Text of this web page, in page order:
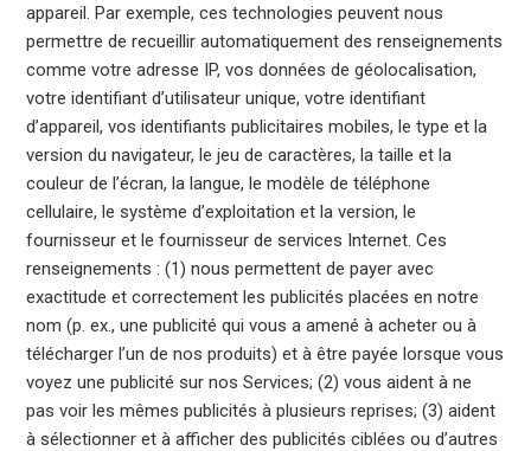
appareil. Par exemple, ces technologies peuvent nous
permettre de recueillir automatiquement des renseignements
comme votre adresse IP, vos données de géolocalisation,
votre identifiant d’utilisateur unique, votre identifiant
d’appareil, vos identifiants publicitaires mobiles, le type et la
version du navigateur, le jeu de caractères, la taille et la
couleur de l’écran, la langue, le modèle de téléphone
cellulaire, le système d’exploitation et la version, le
fournisseur et le fournisseur de services Internet. Ces
renseignements : (1) nous permettent de payer avec
exactitude et correctement les publicités placées en notre
nom (p. ex., une publicité qui vous a amené à acheter ou à
télécharger l’un de nos produits) et à être payée lorsque vous
voyez une publicité sur nos Services; (2) vous aident à ne
pas voir les mêmes publicités à plusieurs reprises; (3) aident
à sélectionner et à afficher des publicités ciblées ou d’autres